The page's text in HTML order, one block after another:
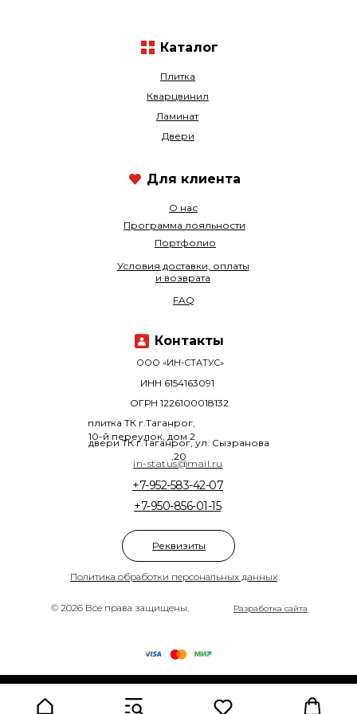
© 2026 Все права защищены.
Политика обработки персональных данных
Плитка
Кварцвинил
+7-950-856-01-15
+7-952-583-42-07
О нас
Ламинат
Программа лояльности
Двери
Портфолио
ООО «ИН-СТАТУС»
плитка ТК г.Таганрог,
10-й переулок, дом 2
двери ТК г.Таганрог, ул. Сызранова
,20
ОГРН 1226100018132
ИНН 6154163091
Разработка сайта
Условия доставки, оплаты
и возврата
FAQ
Каталог
in-status@mail.ru
Контакты
Для клиента
Реквизиты
Made on Tilda